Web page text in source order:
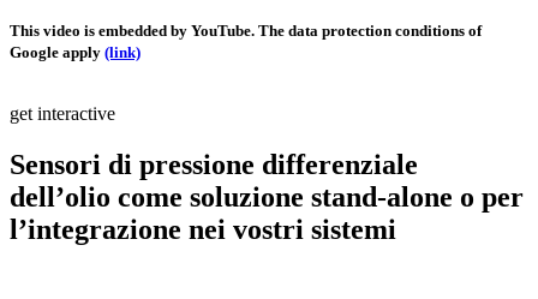
This video is embedded by YouTube. The data protection conditions of
Google apply (link)
get interactive
Sensori di pressione differenziale
dell’olio come soluzione stand‑alone o per
l’integrazione nei vostri sistemi